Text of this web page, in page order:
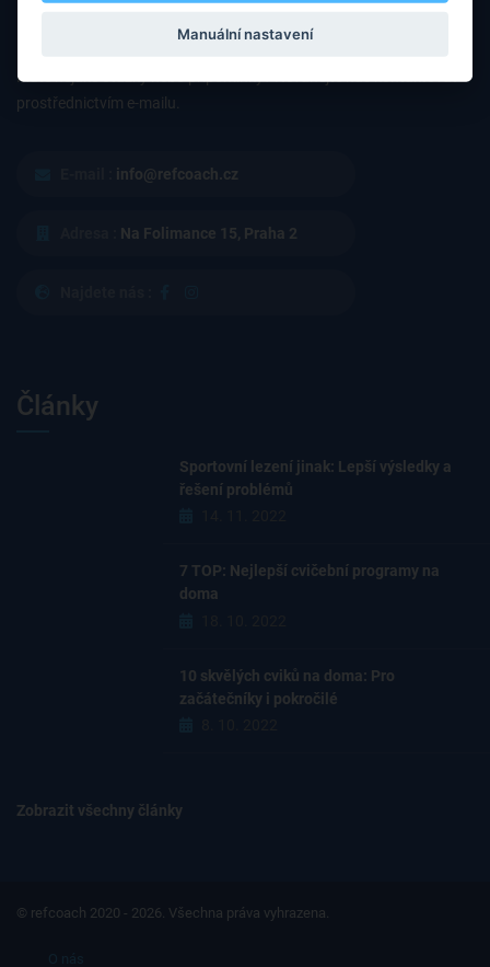
Máte nějaké otázky nebo připomínky? Neváhejte nás kontaktovat
prostřednictvím e-mailu.
info@refcoach.cz
Na Folimance 15, Praha 2
Články
Sportovní lezení jinak: Lepší výsledky a
řešení problémů
7 TOP: Nejlepší cvičební programy na
doma
10 skvělých cviků na doma: Pro
začátečníky i pokročilé
Zobrazit všechny články
© refcoach 2020 - 2026. Všechna práva vyhrazena.
Manuální nastavení